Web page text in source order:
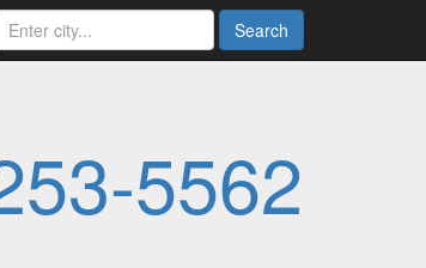
Search
5562